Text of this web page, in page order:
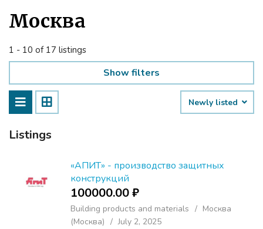
Москва
1 - 10 of 17 listings
Show filters
Newly listed
Listings
«АПИТ» - производство защитных
конструкций
100000.00 ₽
Building products and materials
Москва
(Москва)
July 2, 2025